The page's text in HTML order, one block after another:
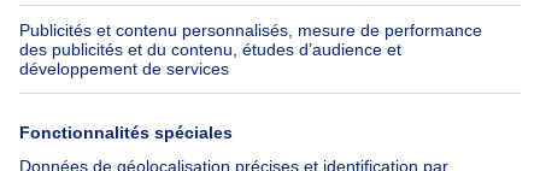
Groupe Axel Springer
SeLoger.com
Immowelt.de
Assurances
Check-list déménagement
Aide Suivez-nous